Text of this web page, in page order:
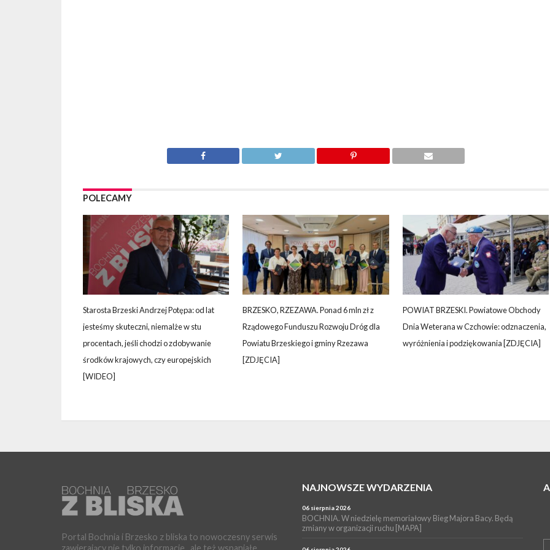
POLECAMY
Starosta Brzeski Andrzej Potępa: od lat
jesteśmy skuteczni, niemalże w stu
procentach, jeśli chodzi o zdobywanie
środków krajowych, czy europejskich
[WIDEO]
BRZESKO, RZEZAWA. Ponad 6 mln zł z
Rządowego Funduszu Rozwoju Dróg dla
Powiatu Brzeskiego i gminy Rzezawa
[ZDJĘCIA]
POWIAT BRZESKI. Powiatowe Obchody
Dnia Weterana w Czchowie: odznaczenia,
wyróżnienia i podziękowania [ZDJĘCIA]
Portal Bochnia i Brzesko z bliska to nowoczesny serwis
zawierający nie tylko informacje , ale też wspaniałe
NAJNOWSZE WYDARZENIA
06 sierpnia 2026
BOCHNIA. W niedzielę memoriałowy Bieg Majora Bacy. Będą
zmiany w organizacji ruchu [MAPA]